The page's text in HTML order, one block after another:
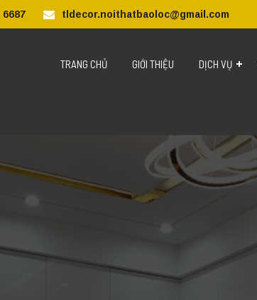
6687 tldecor.noithatbaoloc@gmail.com
TRANG CHỦ GIỚI THIỆU DỊCH VỤ